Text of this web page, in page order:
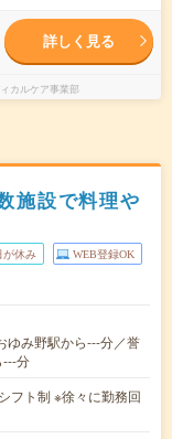
詳しく見る
カルケア事業部
施設で料理や
が休み WEB登録OK
ゆみ野駅から---分／誉
---分
フト制 ※徐々に勤務回